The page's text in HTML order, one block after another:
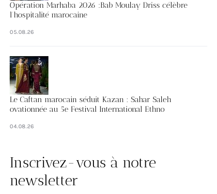
Opération Marhaba 2026 :Bab Moulay Driss célèbre
l’hospitalité marocaine
05.08.26
Le Caftan marocain séduit Kazan : Sahar Saleh
ovationnée au 5e Festival International Ethno
04.08.26
Inscrivez-vous à notre
newsletter